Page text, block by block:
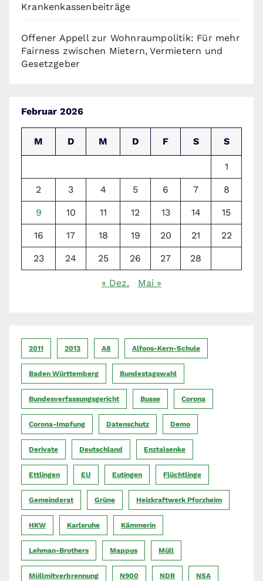
Krankenkassenbeiträge
Offener Appell zur Wohnraumpolitik: Für mehr
Fairness zwischen Mietern, Vermietern und
Gesetzgeber
Februar 2026
M D M D F S S
1
2 3 4 5 6 7 8
9 10 11 12 13 14 15
16 17 18 19 20 21 22
23 24 25 26 27 28
« Dez. Mai »
2011 2013 A8 Alfons-Kern-Schule
Baden Württemberg Bundestagswahl
Bundesverfassungsgericht Busse Corona
Corona-Impfung Datenschutz Demo
Derivate Deutschland Enztalsenke
Ettlingen EU Eutingen Flüchtlinge
Gemeinderat Grüne Heizkraftwerk Pforzheim
HKW Karlsruhe Kämmerin
Lehman-Brothers Mappus Müll
Müllmitverbrennung N900 NDR NSA